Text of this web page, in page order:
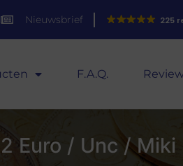
Nieuwsbrief 225
F.A.Q.
Euro / Unc /